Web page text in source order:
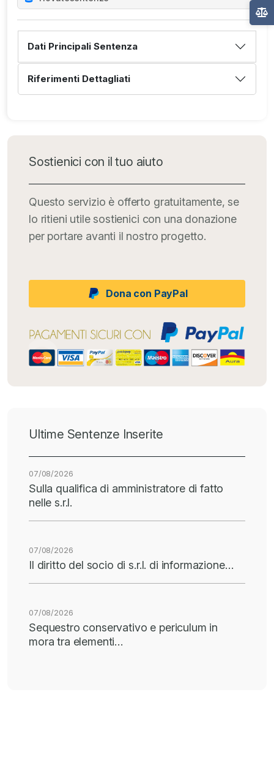
Dati Principali Sentenza
Riferimenti Dettagliati
Sostienici con il tuo aiuto
Questo servizio è offerto gratuitamente, se
lo ritieni utile sostienici con una donazione
per portare avanti il nostro progetto.
Dona con PayPal
Ultime Sentenze Inserite
07/08/2026
Sulla qualifica di amministratore di fatto
nelle s.r.l.
07/08/2026
Il diritto del socio di s.r.l. di informazione…
07/08/2026
Sequestro conservativo e periculum in
mora tra elementi…